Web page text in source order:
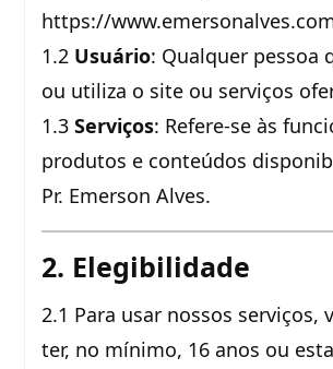
https://
1.2 Usuário: Qualquer pessoa
ou utiliza o site ou serviços
1.3 Serviços: Refere-se às
produtos e conteúdos
Pr. Emerson Alves.
2. Elegibilidade
2.1 Para usar nossos serviços,
ter, no mínimo, 16 anos ou